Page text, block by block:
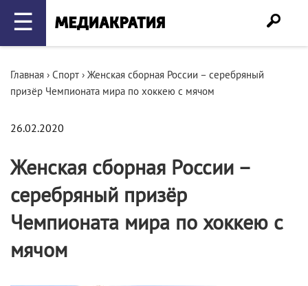
☰
Главная › Спорт › Женская сборная России – серебряный
призёр Чемпионата мира по хоккею с мячом
26.02.2020
Женская сборная России –
серебряный призёр
Чемпионата мира по хоккею с
мячом